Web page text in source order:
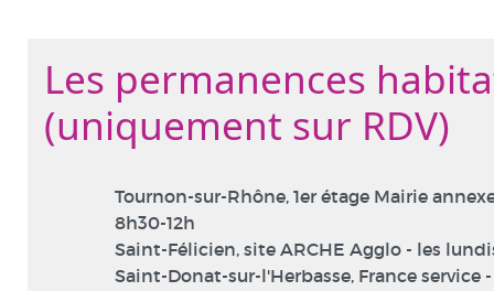
Les permanences
(uniquement sur RDV)
Tournon-sur-Rhône, 1er étage Mairie
8h30-12h
Saint-Félicien, site ARCHE Agglo - les
Saint-Donat-sur-l'Herbasse, France service